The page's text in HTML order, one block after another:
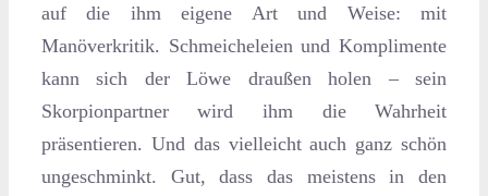
auf die ihm eigene Art und Weise: mit
Manöverkritik. Schmeicheleien und Komplimente
kann sich der Löwe draußen holen – sein
Skorpionpartner wird ihm die Wahrheit
präsentieren. Und das vielleicht auch ganz schön
ungeschminkt. Gut, dass das meistens in den